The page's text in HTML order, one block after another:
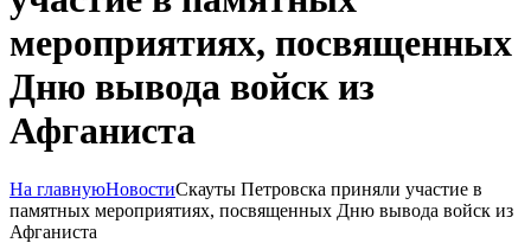
мероприятиях, посвященных
Дню вывода войск из
Афганиста
На главнуюНовостиСкауты Петровска приняли участие в
памятных мероприятиях, посвященных Дню вывода войск из
Афганиста